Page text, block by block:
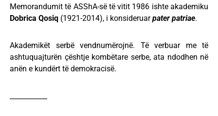
Memorandumit të ASShA-së të vitit 1986 ishte akademiku
Dobrica Qosiq (1921-2014), i konsideruarpater patriae.
Akademikët serbë vendnumërojnë. Të verbuar me të
ashtuquajturën çështje kombëtare serbe, ata ndodhen në
anën e kundërt të demokracisë.